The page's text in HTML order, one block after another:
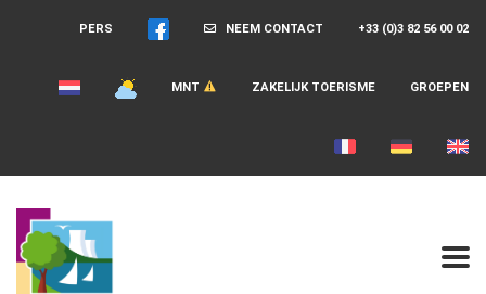
+33 (0)3 82 56 00 02
NEEM CONTACT
PERS
GROEPEN
ZAKELIJK TOERISME
MNT